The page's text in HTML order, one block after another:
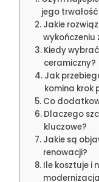
jego
Jakie
wykończeniu
Kiedy
ceramiczny?
Jak
komina krok
Co
Dlaczego
kluczowe?
Jakie są
renowacji?
Ile kosztuje i